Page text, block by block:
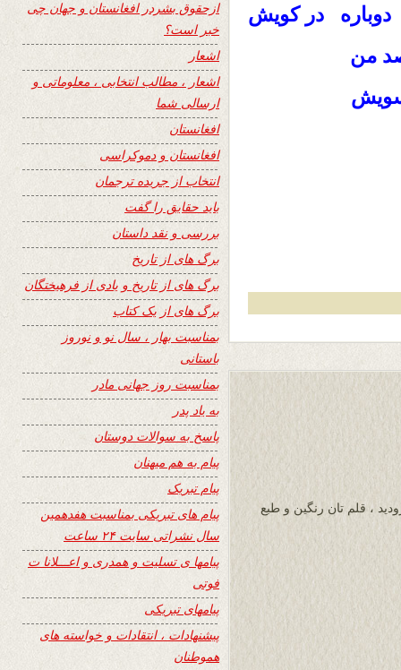
دوباره در کویش
من
، قلم تان رنگین و طبع
ازحقوق بشردر افغانستان و جهان چی
خبر است؟
اشعار
اشعار ، مطالب انتخابی ، معلوماتی و
ارسالی شما
افغانستان
افغانستان و دموکراسی
انتخاب از جریده ترجمان
باید حقایق را گفت
بررسی و نقد داستان
برگ های از تاریخ
برگ های از تاریخ و یادی از فرهیختگان
برگ های از یک کتاب
بمناسبت بهار ، سال نو و نوروز
باستانی
بمناسبت روز جهانی مادر
به یاد پدر
پاسخ به سوالات دوستان
پیام به هم میهنان
پیام تبریک
پیام های تبریکی بمناسبت هفدهمین
سال نشراتی سایت ۲۴ ساعت
پیامها ی تسلیت و همدری و اعـــلانا ت
فوتی
پیامهای تبریکی
پیشنهادات ، انتقادات و خواسته های
هموطنان